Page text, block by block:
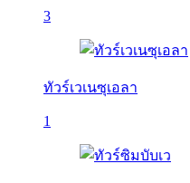
3
ทัวร์เวเนซุเอลา
1